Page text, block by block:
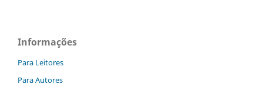
Informações
Para Leitores
Para Autores